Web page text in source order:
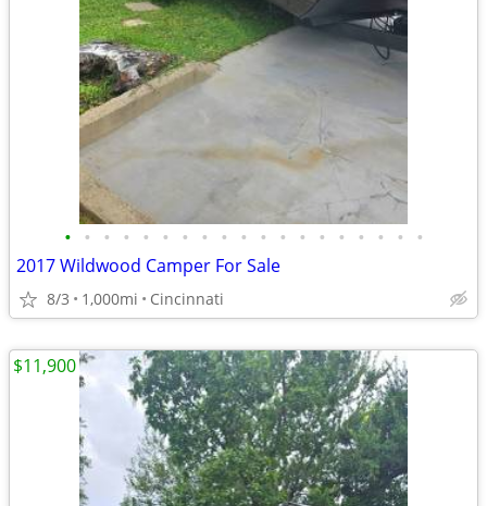
• • • • • • • • • • • • • • • • • • •
2017 Wildwood Camper For Sale
8/3 1,000mi Cincinnati
$11,900